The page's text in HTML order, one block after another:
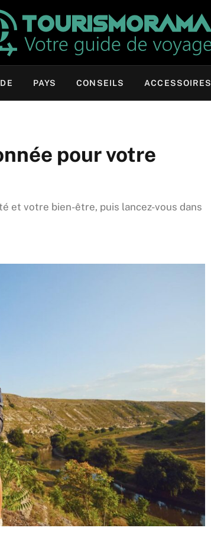
PAYS CONSEILS ACCESSOIRES
pour votre
et votre bien-être, puis lancez-vous dans